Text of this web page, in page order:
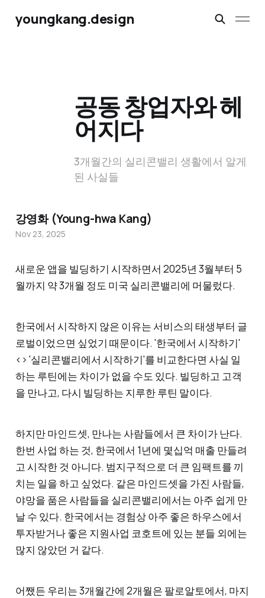
youngkang.design
새로운 앱을 빌딩하기 시작하면서 2025년 3월부터 5
월까지 약 3개월 정도 미국 실리콘밸리에 머물렀다.
한국에서 시작하지 않은 이유는 서비스의 태생부터 글
로벌이었으면 싶었기 때문이다. '한국에서 시작하기'
<> '실리콘밸리에서 시작하기'를 비교한다면 사실 일
하는 루틴에는 차이가 없을 수도 있다. 빌딩하고 고객
을 만나고, 다시 빌딩하는 지루한 루틴 말이다.
하지만 마인드셋, 만나는 사람들에서 큰 차이가 난다.
한번 사업 하는 것, 한국에서 1년에 몇십억 매출 만들려
고 시작한 것 아니다. 범지구적으로 더 큰 임팩트를 끼
치는 일을 하고 싶었다. 같은 마인드셋을 가진 사람들,
야망을 품은 사람들을 실리콘밸리에서는 아주 쉽게 만
날 수 있다. 한국에서는 경험상 아주 좋은 하우스에서
투자받거나 좋은 지원사업 코호트에 있는 분들 외에는
많지 않았던 거 같다.
어쨌든 우리는 3개월간에 2개월은 팔로알토에서, 마지
공동 창업자와 헤
어지다
3개월간의 실리콘밸리 생활에서 알게
된 사실들
강영화 (Young-hwa Kang)
Nov 23, 2025